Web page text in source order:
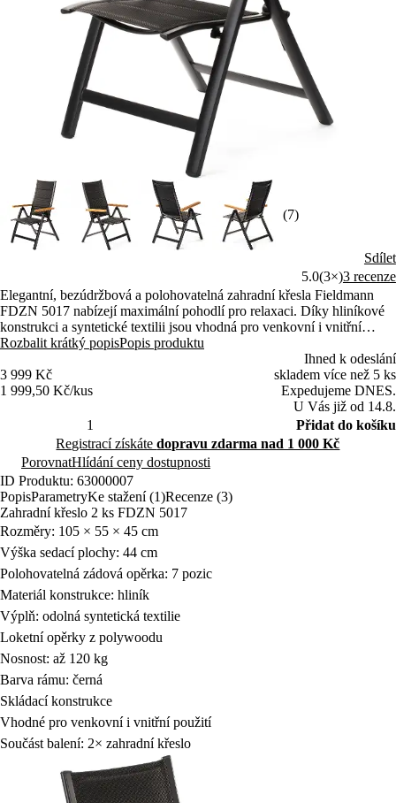
(7)
Sdílet
5.0(3×)3 recenze
Elegantní, bezúdržbová a polohovatelná zahradní křesla Fieldmann
FDZN 5017 nabízejí maximální pohodlí pro relaxaci. Díky hliníkové
konstrukci a syntetické textilii jsou vhodná pro venkovní i vnitřní
použití. Nastavitelná opěrka umožňuje výběr ze 7 poloh.
Rozbalit krátký popisPopis produktu
3 999 Kč
1 999,50 Kč/kus
Ihned k odeslání
skladem více než 5 ks
Expedujeme DNES.
U Vás již od 14.8.
Přidat do košíku
Registrací získátedopravu zdarma nad 1 000 Kč
PorovnatHlídání ceny dostupnosti
ID Produktu: 63000007
PopisParametryKe stažení (1)Recenze (3)
Zahradní křeslo 2 ks FDZN 5017
Rozměry: 105 × 55 × 45 cm
Výška sedací plochy: 44 cm
Polohovatelná zádová opěrka: 7 pozic
Materiál konstrukce: hliník
Výplň: odolná syntetická textilie
Loketní opěrky z polywoodu
Nosnost: až 120 kg
Barva rámu: černá
Skládací konstrukce
Vhodné pro venkovní i vnitřní použití
Součást balení: 2× zahradní křeslo